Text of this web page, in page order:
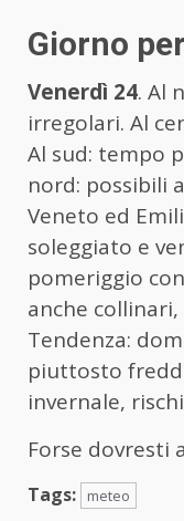
Giorno
Venerdì 24. Al
irregolari. Al
Al sud: tempo
nord: possibili
Veneto ed
soleggiato e
pomeriggio
anche
Tendenza:
piuttosto
invernale,
Forse dovresti
Tags: meteo